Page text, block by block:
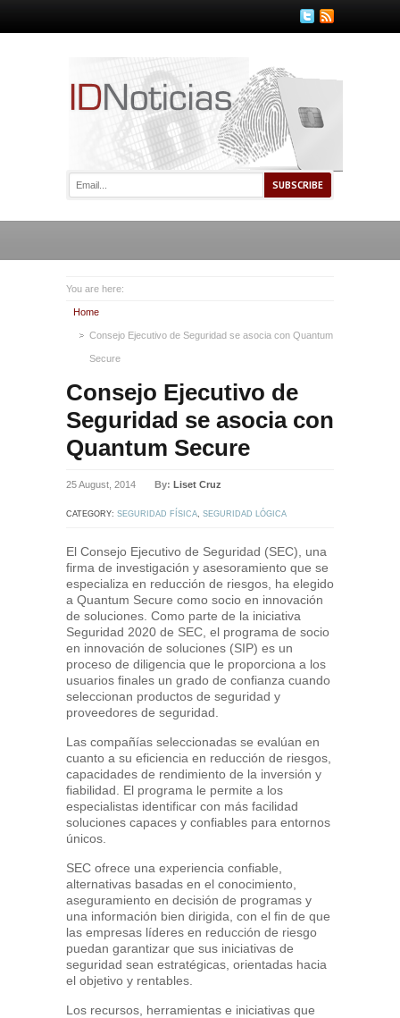
You are here:
Home
Consejo Ejecutivo de Seguridad se asocia con Quantum
Secure
Consejo Ejecutivo de
Seguridad se asocia con
Quantum Secure
25 August, 2014 By: Liset Cruz
CATEGORY: SEGURIDAD FÍSICA, SEGURIDAD LÓGICA
El Consejo Ejecutivo de Seguridad (SEC), una
firma de investigación y asesoramiento que se
especializa en reducción de riesgos, ha elegido
a Quantum Secure como socio en innovación
de soluciones. Como parte de la iniciativa
Seguridad 2020 de SEC, el programa de socio
en innovación de soluciones (SIP) es un
proceso de diligencia que le proporciona a los
usuarios finales un grado de confianza cuando
seleccionan productos de seguridad y
proveedores de seguridad.
Las compañías seleccionadas se evalúan en
cuanto a su eficiencia en reducción de riesgos,
capacidades de rendimiento de la inversión y
fiabilidad. El programa le permite a los
especialistas identificar con más facilidad
soluciones capaces y confiables para entornos
únicos.
SEC ofrece una experiencia confiable,
alternativas basadas en el conocimiento,
aseguramiento en decisión de programas y
una información bien dirigida, con el fin de que
las empresas líderes en reducción de riesgo
puedan garantizar que sus iniciativas de
seguridad sean estratégicas, orientadas hacia
el objetivo y rentables.
Los recursos, herramientas e iniciativas que